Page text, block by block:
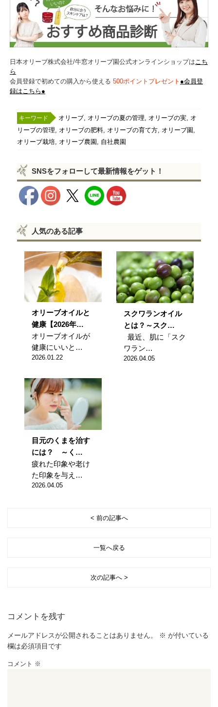
日本オリーブ株式会社/牛窓オリーブ園公式オンラインショップは こち
ら
会員登録で初めての購入から使える 500ポイントプレゼント ●会員登
録はこちら●
オリーブ オリーブの夏の管理 オリーブの実 オ
リーブの管理
オリーブの肥料 オリーブの育て方 オリーブ園
オリーブ栽培 オリーブ農園 自社農園
SNSをフォローして最新情報をゲット！
人気のある記事
オリーブオイルと
健康【2026年…
オリーブオイルが
健康にいいと…
2026.01.22
スクワランオイル
とは？～スク…
最近、肌に「スク
ワラン…
2026.04.05
目元のくまを治す
には？ ～く…
疲れた印象や老け
た印象を与え…
2026.04.05
< 前の記事へ
一覧へ戻る
次の記事へ >
コメントを残す
メールアドレスが公開されることはありません。 ※ が付いている
欄は必須項目です
コメント ※